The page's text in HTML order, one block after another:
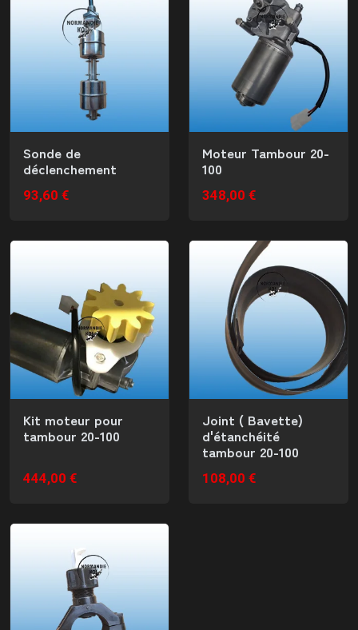
Sonde de
déclenchement
93,60 €
Moteur Tambour 20-
100
348,00 €
Kit moteur pour
tambour 20-100
444,00 €
Joint ( Bavette)
d'étanchéité
tambour 20-100
108,00 €